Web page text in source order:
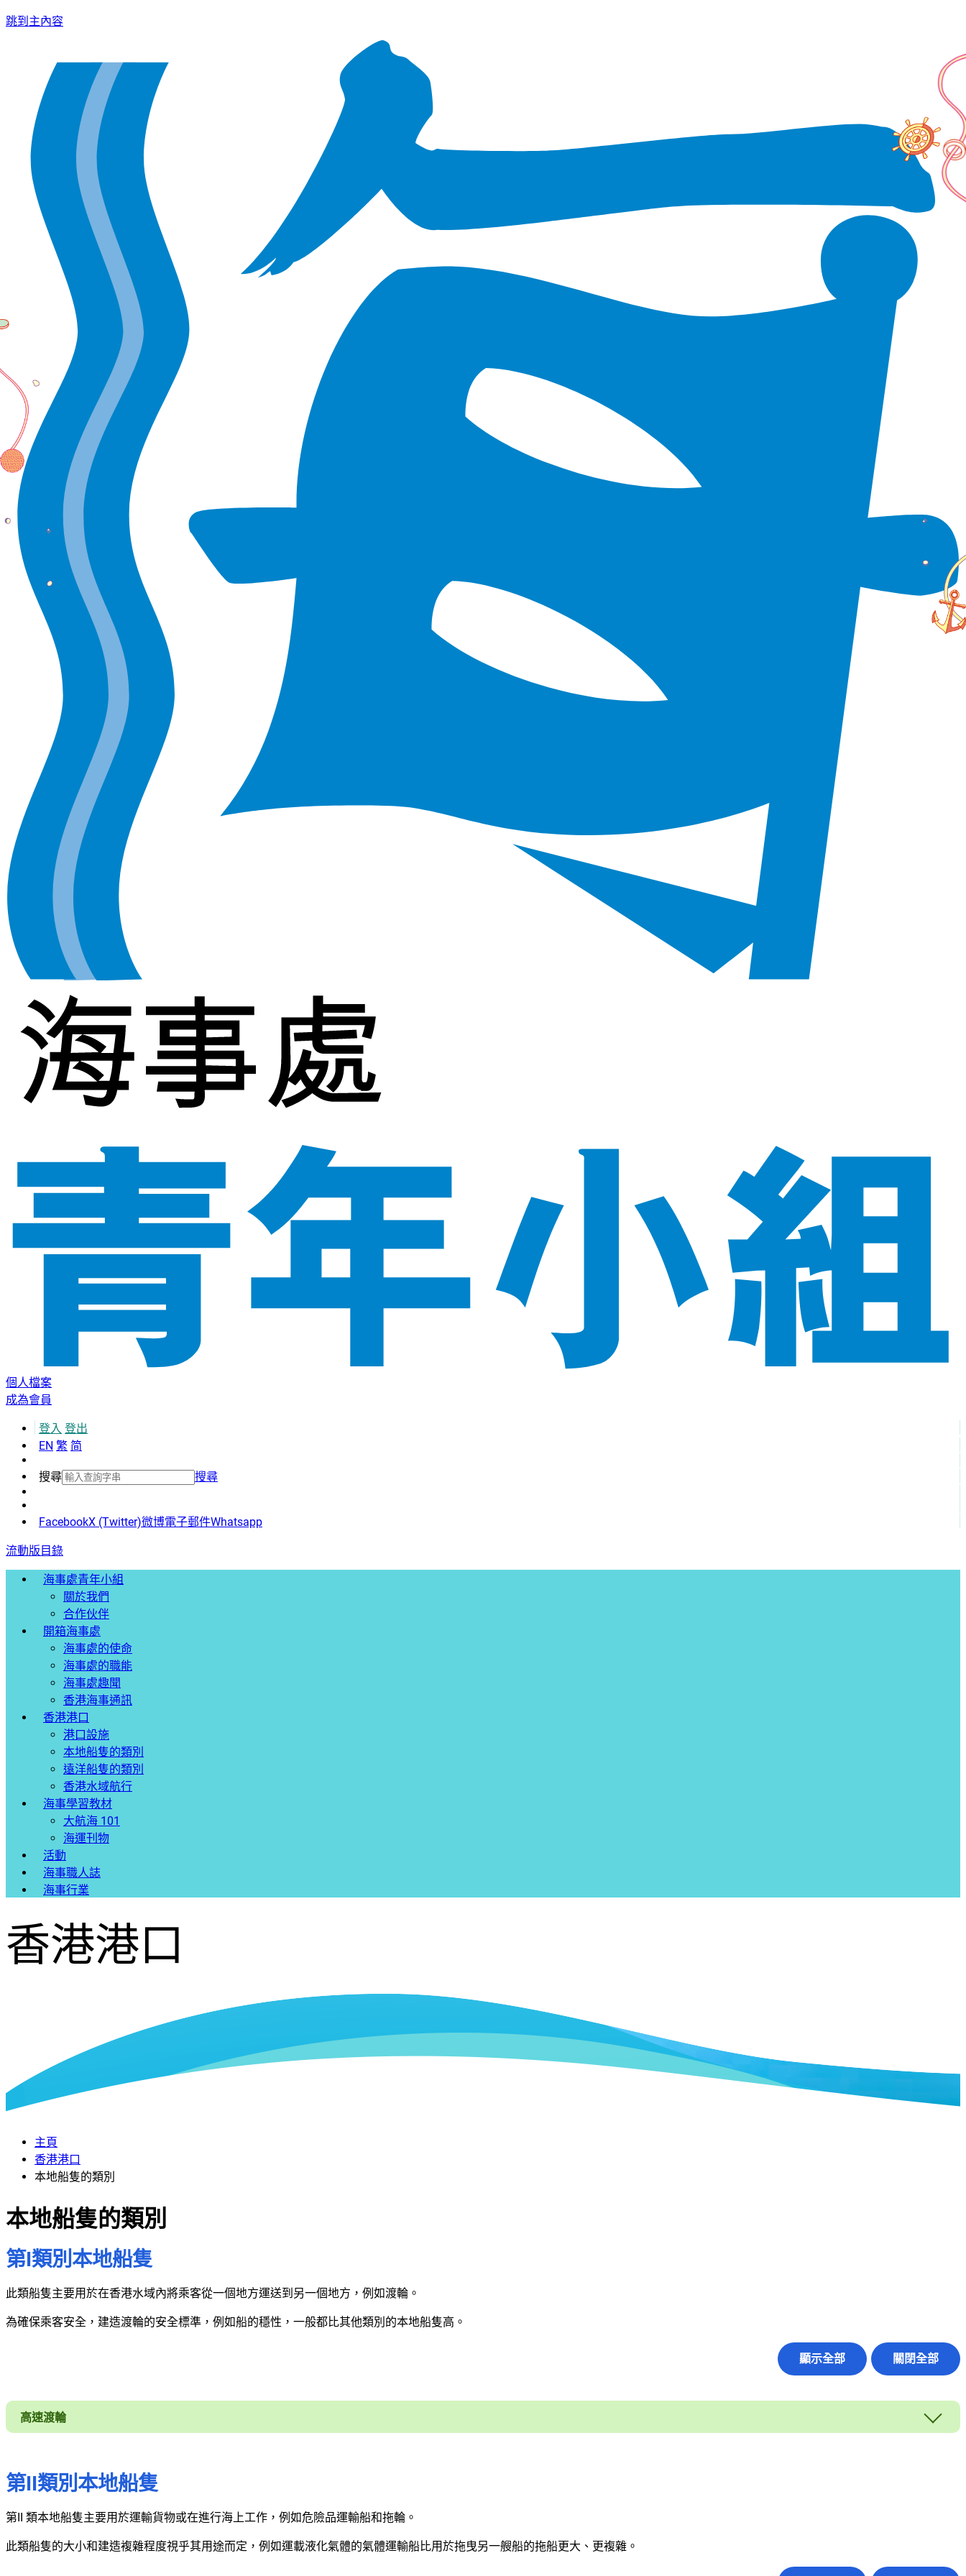
跳到主內容
個人檔案
成為會員
登入 登出
EN 繁 简
搜尋 搜尋
FacebookX (Twitter)微博電子郵件Whatsapp
流動版目錄
海事處青年小組
關於我們
合作伙伴
開箱海事處
海事處的使命
海事處的職能
海事處趣聞
香港海事通訊
香港港口
港口設施
本地船隻的類別
遠洋船隻的類別
香港水域航行
海事學習教材
大航海 101
海運刊物
活動
海事職人誌
海事行業
香港港口
主頁
香港港口
本地船隻的類別
本地船隻的類別
第I類別本地船隻
此類船隻主要用於在香港水域內將乘客從一個地方運送到另一個地方，例如渡輪。
為確保乘客安全，建造渡輪的安全標準，例如船的穩性，一般都比其他類別的本地船隻高。
顯示全部 關閉全部
高速渡輪
第II類別本地船隻
第II 類本地船隻主要用於運輸貨物或在進行海上工作，例如危險品運輸船和拖輪。
此類船隻的大小和建造複雜程度視乎其用途而定，例如運載液化氣體的氣體運輸船比用於拖曳另一艘船的拖船更大、更複雜。